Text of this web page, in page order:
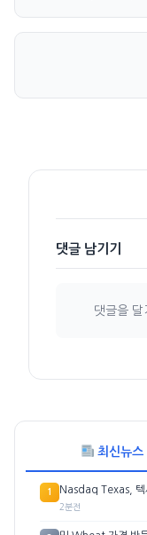
댓글 남기기
댓글을 달
최신뉴스
1 Nasdaq Texas, 텍
2분전